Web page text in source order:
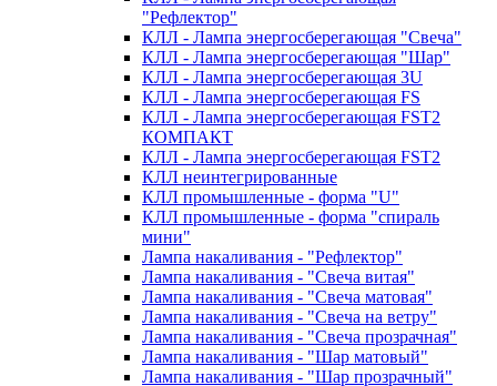
"Рефлектор"
КЛЛ - Лампа энергосберегающая "Свеча"
КЛЛ - Лампа энергосберегающая "Шар"
КЛЛ - Лампа энергосберегающая 3U
КЛЛ - Лампа энергосберегающая FS
КЛЛ - Лампа энергосберегающая FST2
КОМПАКТ
КЛЛ - Лампа энергосберегающая FSТ2
КЛЛ неинтегрированные
КЛЛ промышленные - форма "U"
КЛЛ промышленные - форма "спираль
мини"
Лампа накаливания - "Рефлектор"
Лампа накаливания - "Свеча витая"
Лампа накаливания - "Свеча матовая"
Лампа накаливания - "Свеча на ветру"
Лампа накаливания - "Свеча прозрачная"
Лампа накаливания - "Шар матовый"
Лампа накаливания - "Шар прозрачный"